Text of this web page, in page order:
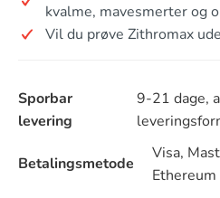
kvalme, mavesmerter og
Vil du prøve Zithromax
Sporbar
levering
9-21 dage,
Betalingsmetode
Visa,
Ethereum